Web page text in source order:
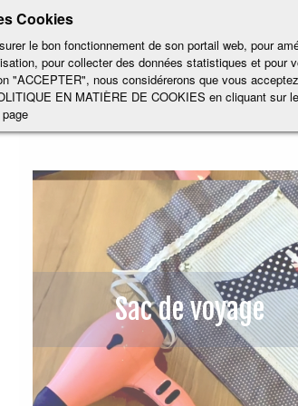
Cookies
le bon fonctionnement de son portail web, pour
pour collecter des données statistiques et pour
"ACCEPTER", nous considérerons que vous
EN MATIÈRE DE COOKIES en cliquant sur
Kits et Manualités
Kits
Sac de voyage